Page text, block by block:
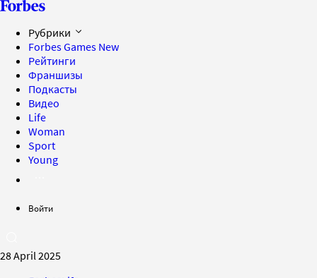
Рубрики
Forbes Games New
Рейтинги
Франшизы
Подкасты
Видео
Life
Woman
Sport
Young
Войти
28 April 2025